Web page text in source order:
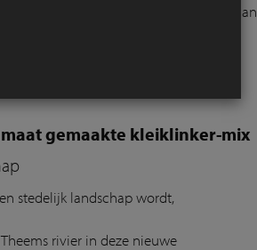
kan duurzame verharding bijdragen aan
gemaakte kleiklinker-mix
stedelijk landschap wordt,
Theems rivier in deze nieuwe